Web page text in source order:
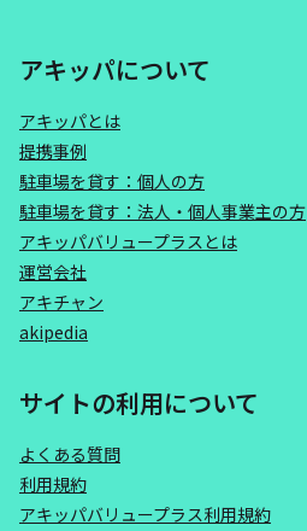
アキッパについて
アキッパとは
提携事例
駐車場を貸す：個人の方
駐車場を貸す：法人・個人事業主の方
アキッパバリュープラスとは
運営会社
アキチャン
akipedia
サイトの利用について
よくある質問
利用規約
アキッパバリュープラス利用規約